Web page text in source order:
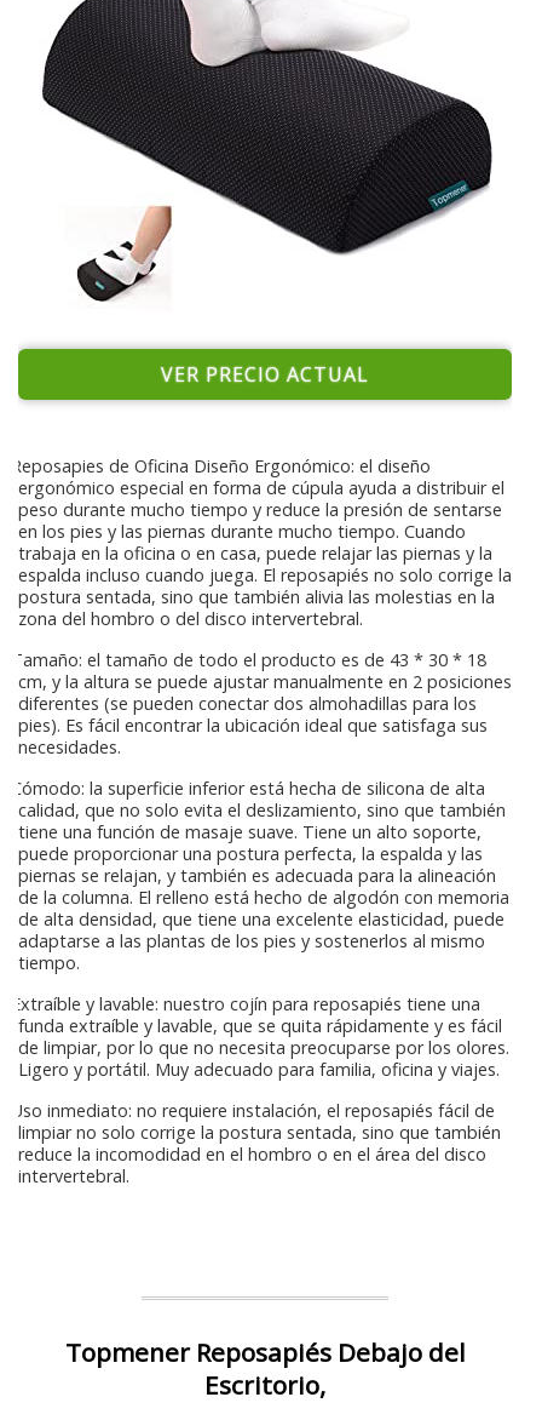
VER PRECIO ACTUAL
Reposapies de Oficina Diseño Ergonómico: el diseño
ergonómico especial en forma de cúpula ayuda a distribuir el
peso durante mucho tiempo y reduce la presión de sentarse
en los pies y las piernas durante mucho tiempo. Cuando
trabaja en la oficina o en casa, puede relajar las piernas y la
espalda incluso cuando juega. El reposapiés no solo corrige la
postura sentada, sino que también alivia las molestias en la
zona del hombro o del disco intervertebral.
Tamaño: el tamaño de todo el producto es de 43 * 30 * 18
cm, y la altura se puede ajustar manualmente en 2 posiciones
diferentes (se pueden conectar dos almohadillas para los
pies). Es fácil encontrar la ubicación ideal que satisfaga sus
necesidades.
Cómodo: la superficie inferior está hecha de silicona de alta
calidad, que no solo evita el deslizamiento, sino que también
tiene una función de masaje suave. Tiene un alto soporte,
puede proporcionar una postura perfecta, la espalda y las
piernas se relajan, y también es adecuada para la alineación
de la columna. El relleno está hecho de algodón con memoria
de alta densidad, que tiene una excelente elasticidad, puede
adaptarse a las plantas de los pies y sostenerlos al mismo
tiempo.
Extraíble y lavable: nuestro cojín para reposapiés tiene una
funda extraíble y lavable, que se quita rápidamente y es fácil
de limpiar, por lo que no necesita preocuparse por los olores.
Ligero y portátil. Muy adecuado para familia, oficina y viajes.
Uso inmediato: no requiere instalación, el reposapiés fácil de
limpiar no solo corrige la postura sentada, sino que también
reduce la incomodidad en el hombro o en el área del disco
intervertebral.
Topmener Reposapiés Debajo del
Escritorio,